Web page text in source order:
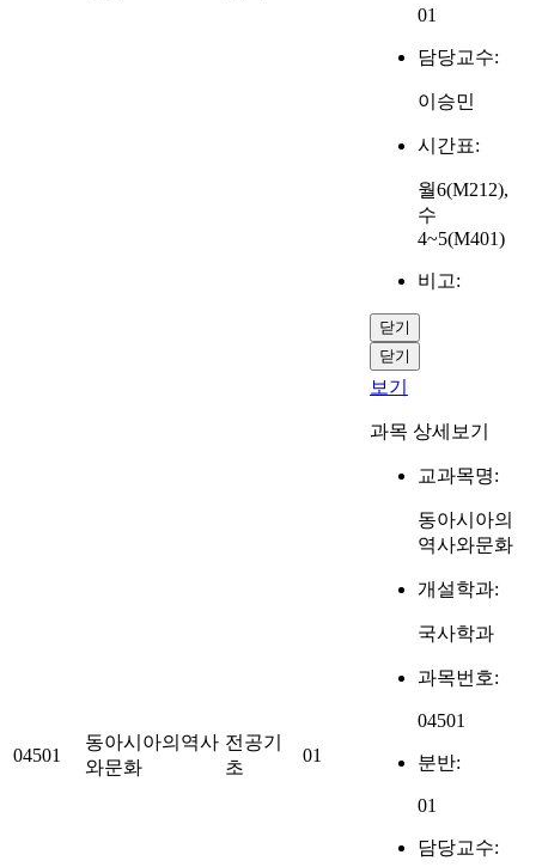
01
담당교수:
이승민
시간표:
월6(M212),
수
4~5(M401)
비고:
닫기
닫기
04501
동아시아의역사
와문화
전공기
초
01
보기
과목 상세보기
교과목명:
동아시아의
역사와문화
개설학과:
국사학과
과목번호:
04501
분반:
01
담당교수: